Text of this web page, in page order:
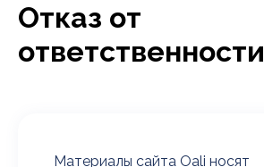
Отказ от
ответственности
Материалы сайта Oali носят